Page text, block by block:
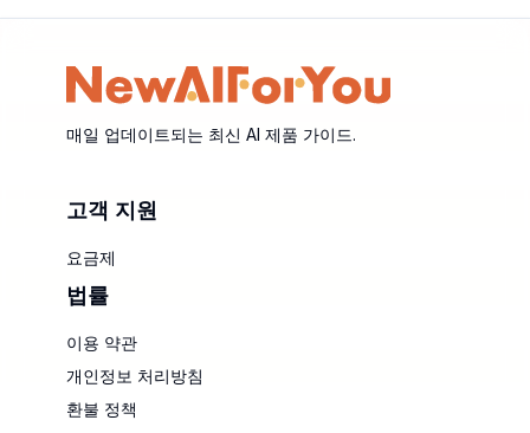
매일 업데이트되는 최신 AI 제품 가이드.
고객 지원
요금제
법률
이용 약관
개인정보 처리방침
환불 정책